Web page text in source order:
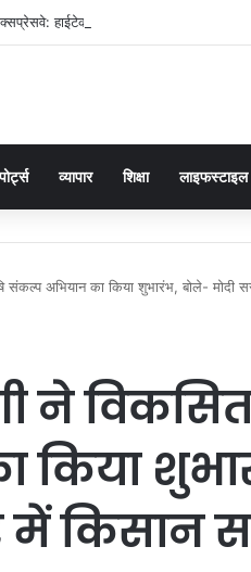
हाईटेक 3D तकनीक भी फेल! बारिश में
व्यापार शिक्षा लाइफस्टाइल
संकल्प अभियान का किया शुभारंभ, बोले- मोदी
ने
किया
में किसान